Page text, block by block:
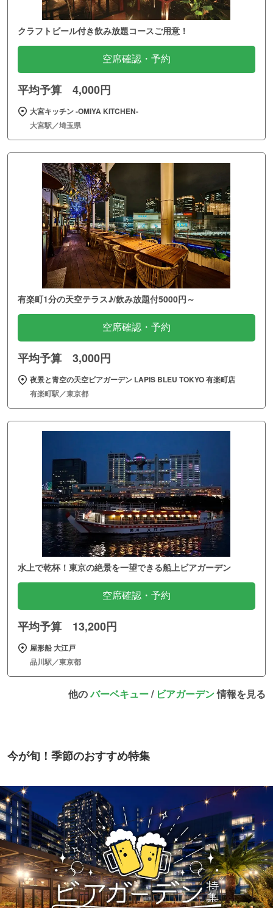
クラフトビール付き飲み放題コースご用意！
空席確認・予約
平均予算 4,000円
大宮キッチン ‐OMIYA KITCHEN‐
大宮駅／埼玉県
有楽町1分の天空テラス♪/飲み放題付5000円～
空席確認・予約
平均予算 3,000円
夜景と青空の天空ビアガーデン LAPIS BLEU TOKYO 有楽町店
有楽町駅／東京都
水上で乾杯！東京の絶景を一望できる船上ビアガーデン
空席確認・予約
平均予算 13,200円
屋形船 大江戸
品川駅／東京都
他のバーベキュー/ ビアガーデン情報を見る
今が旬！季節のおすすめ特集